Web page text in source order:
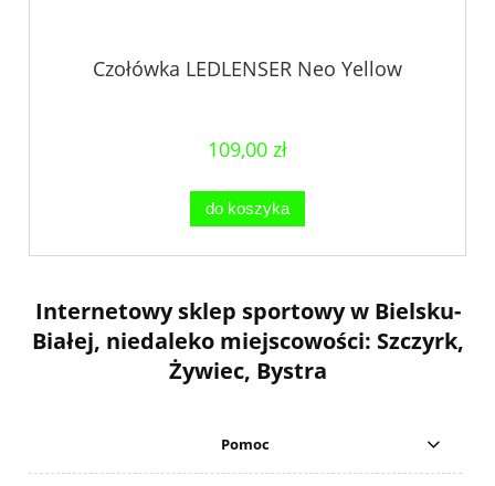
Czołówka LEDLENSER Neo Yellow
109,00 zł
do koszyka
Internetowy sklep sportowy w Bielsku-
Białej, niedaleko miejscowości: Szczyrk,
Żywiec, Bystra
Pomoc